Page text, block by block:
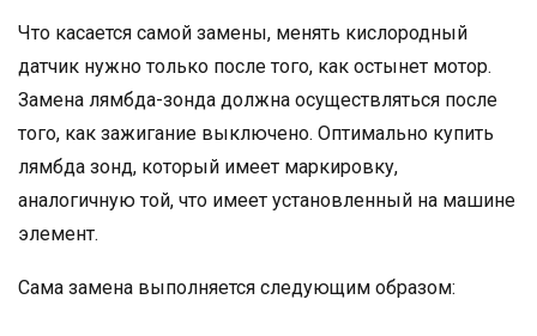
Что касается самой замены, менять кислородный
датчик нужно только после того, как остынет мотор.
Замена лямбда-зонда должна осуществляться после
того, как зажигание выключено. Оптимально купить
лямбда зонд, который имеет маркировку,
аналогичную той, что имеет установленный на машине
элемент.
Сама замена выполняется следующим образом: